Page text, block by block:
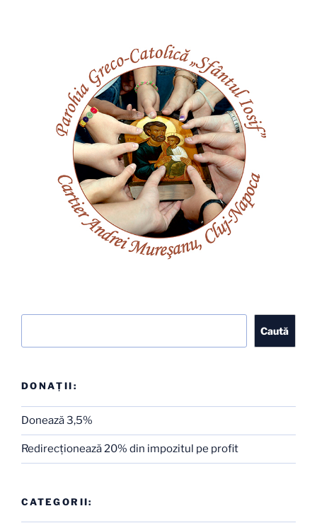
Caută
DONAȚII:
Donează 3,5%
Redirecţionează 20% din impozitul pe profit
CATEGORII: